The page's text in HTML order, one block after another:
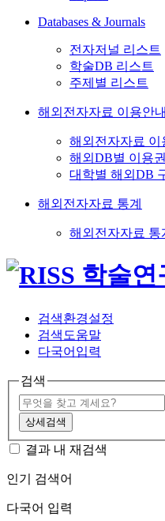
Databases & Journals
전자저널 리스트
학술DB 리스트
주제별 리스트
해외전자자료 이용안내
해외전자자료 이
해외DB별 이용
대학별 해외DB
해외전자자료 통계
해외전자자료 통
검색환경설정
검색도움말
다국어입력
검색
상세검색
결과 내 재검색
인기 검색어
다국어 입력